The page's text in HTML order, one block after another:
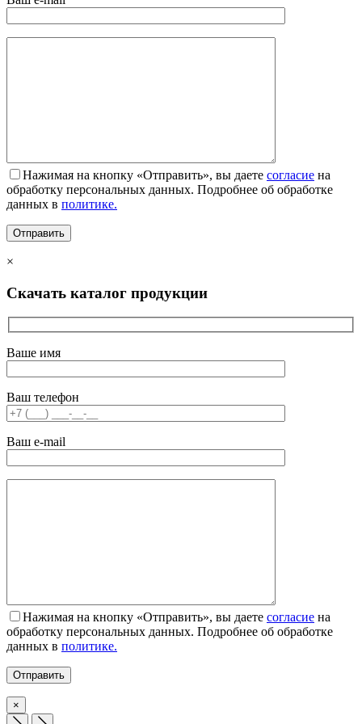
Нажимая на кнопку «Отправить», вы даете согласие на
обработку персональных данных. Подробнее об обработке
данных в политике.
×
Скачать каталог продукции
Ваше имя
Ваш телефон
Ваш e-mail
Нажимая на кнопку «Отправить», вы даете согласие на
обработку персональных данных. Подробнее об обработке
данных в политике.
×